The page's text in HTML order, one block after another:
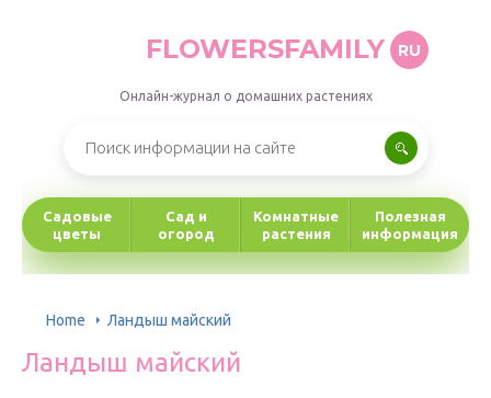
FLOWERSFAMILY RU
Онлайн-журнал о домашних растениях
Садовые
цветы
Сад и
огород
Комнатные
растения
Полезная
информация
Home Ландыш майский
Ландыш майский